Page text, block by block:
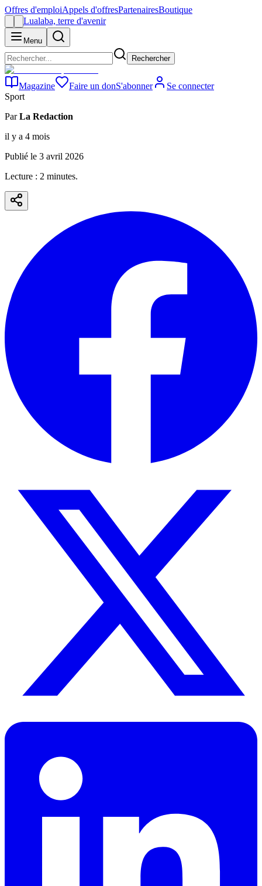
Offres d'emploiAppels d'offresPartenairesBoutique
Lualaba, terre d'avenir
Menu
Rechercher
Magazine Faire un donS'abonner
Se connecter
Sport
Par La Redaction
il y a 4 mois
Publié le 3 avril 2026
Lecture : 2 minutes.